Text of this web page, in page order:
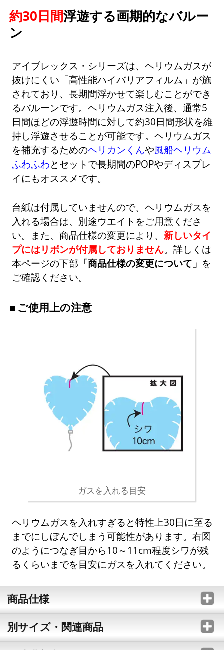
約30日間浮遊する画期的なバルー
ン
アイブレックス・シリーズは、ヘリウムガスが
抜けにくい「高性能ハイバリアフィルム」が施
されており、長期間浮かせて楽しむことができ
るバルーンです。ヘリウムガス注入後、通常5
日間ほどの浮遊時間に対して約30日間形状を維
持し浮遊させることが可能です。ヘリウムガス
を補充するためのヘリカンくんや風船ヘリウム
ふわふわとセットで長期間のPOPやディスプレ
イにもオススメです。
台紙は付属していませんので、ヘリウムガスを
入れる場合は、別途ウエイトをご用意くださ
い。また、商品仕様の変更により、新しいタイ
プにはリボンが付属しておりません。詳しくは
本ページの下部 「商品仕様の変更について」 を
ご確認ください。
ご使用上の注意
ガスを入れる目安
ヘリウムガスを入れすぎると特性上30日に至る
までにしぼんでしまう可能性があります。右図
のようにつなぎ目から10～11cm程度シワが残
るくらいまでを目安にガスを入れてください。
商品仕様
別サイズ・関連商品